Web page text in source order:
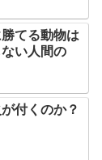
てる動物は
い人間の
付くのか？